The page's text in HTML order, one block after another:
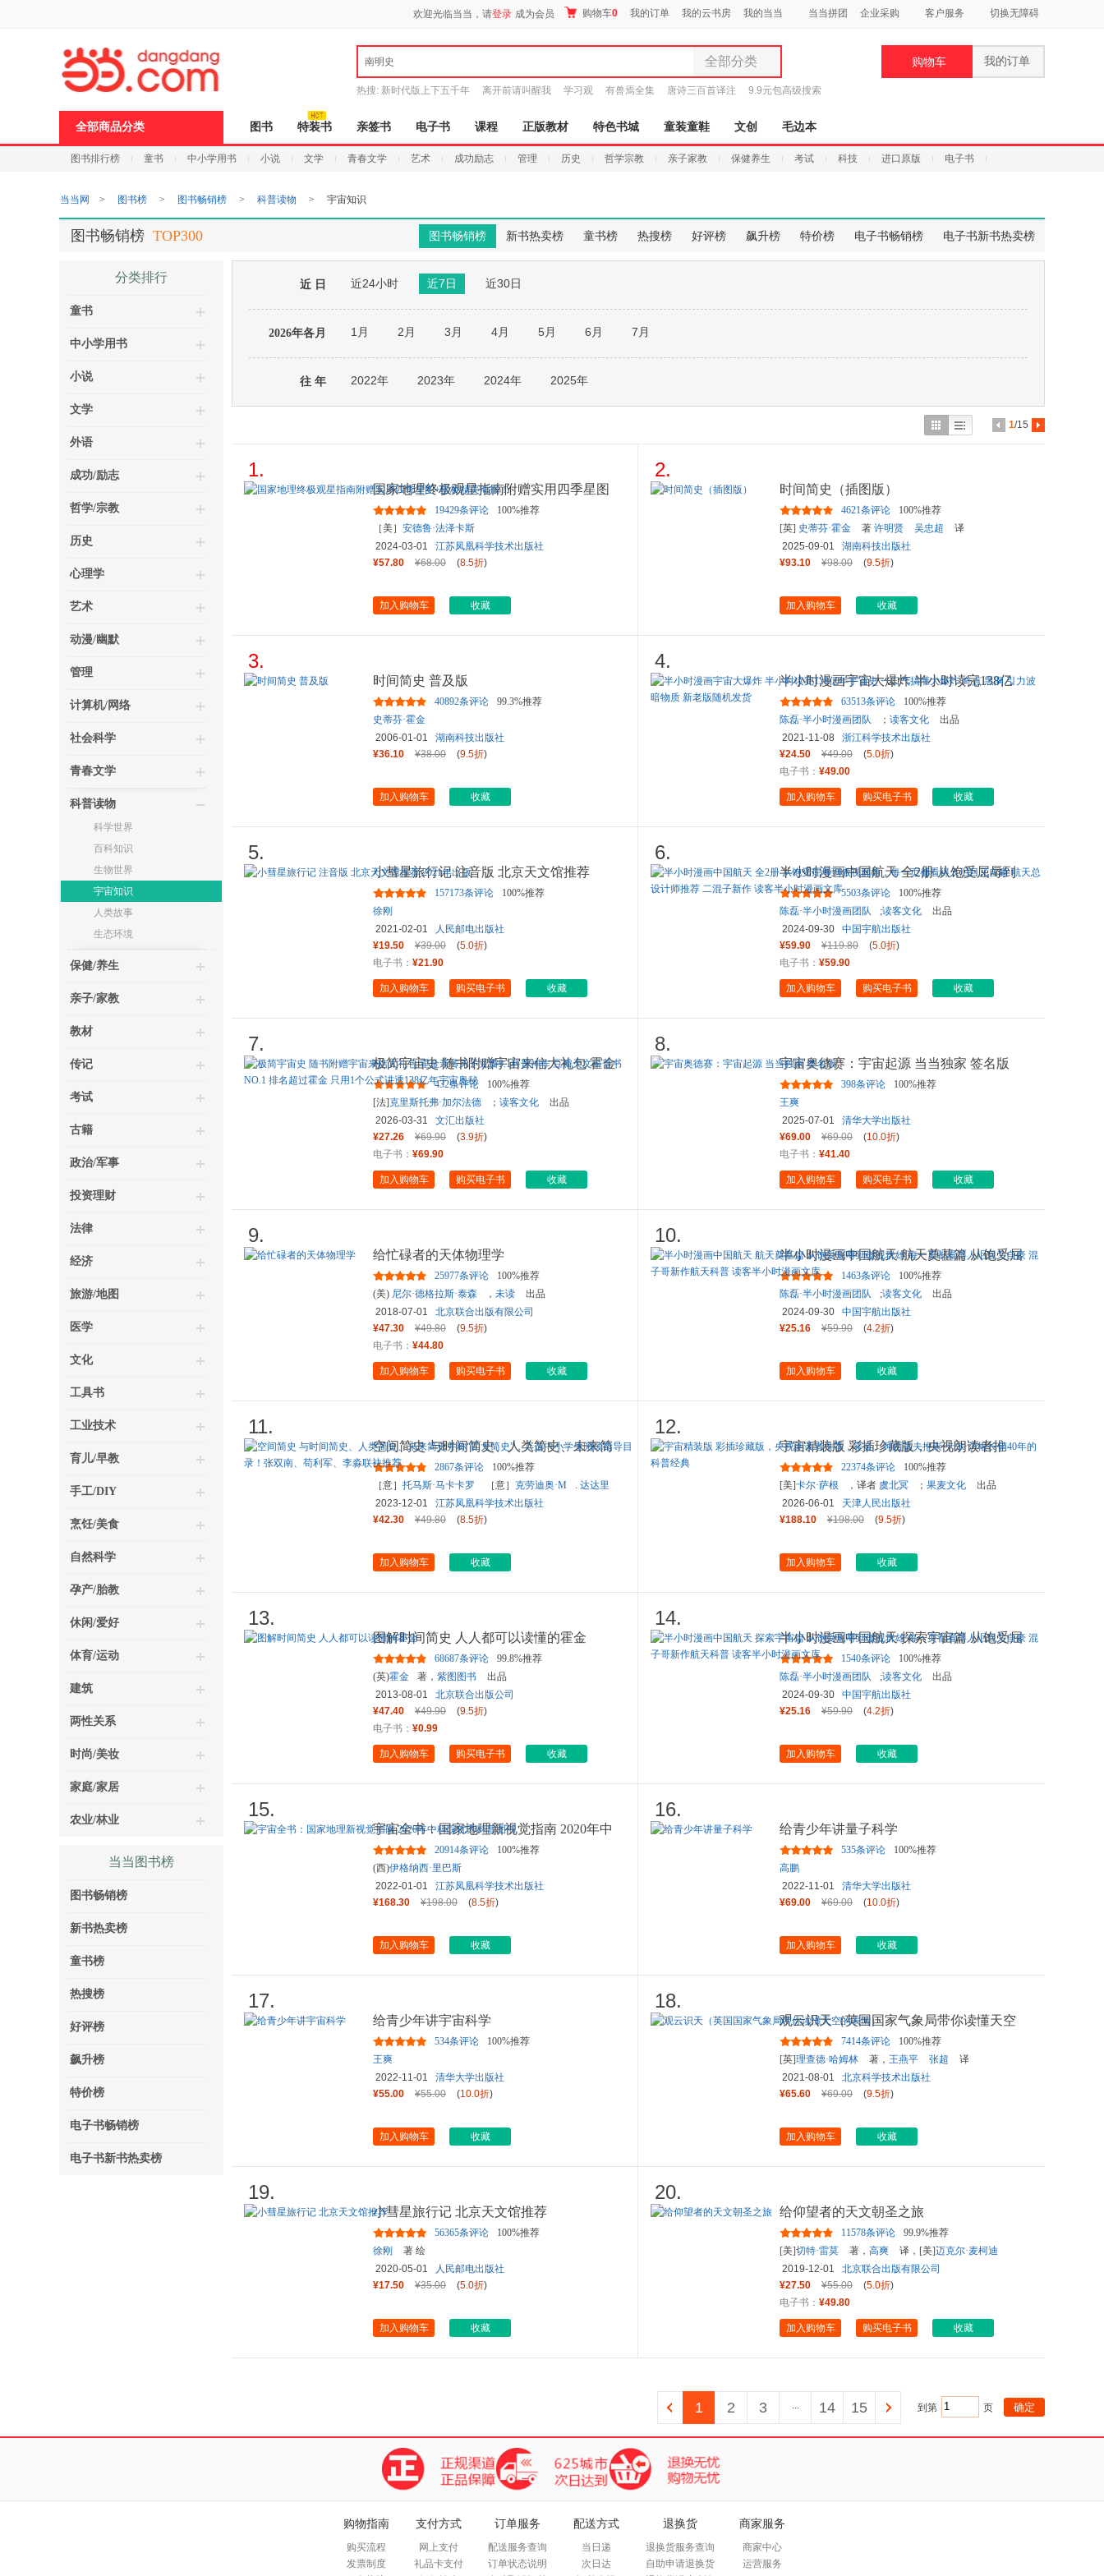
欢迎光临当当，请登录 成为会员 购物车0 我的订单 我的云书房 我的当当 当当拼团 企业采购 客户服务 切换无障碍
南明史 全部分类
全部分类
图书
电子书
音像
玩具
孕婴服饰
热搜: 新时代版上下五千年 离开前请叫醒我 学习观 有兽焉全集 唐诗三百首译注
9.9元包高级搜索
购物车 我的订单
全部商品分类 图书 特装书 亲签书 电子书 课程 正版教材 特色书城 童装童鞋 文创 毛边本
图书排行榜 童书 中小学用书 小说 文学 青春文学 艺术 成功励志 管理 历史 哲学宗教 亲子家教 保健养生 考试 科技 进口原版 电子书
页
当当网 > 图书榜 > 图书畅销榜 > 科普读物 > 宇宙知识
图书畅销榜 新书热卖榜 童书榜 热搜榜 好评榜 飙升榜 特价榜 电子书畅销榜 电子书新书热卖榜
图书畅销榜 TOP300
分类排行
童书
中小学用书
小说
文学
外语
成功/励志
哲学/宗教
历史
心理学
艺术
动漫/幽默
管理
计算机/网络
社会科学
青春文学
科普读物
科学世界
百科知识
生物世界
宇宙知识
人类故事
生态环境
保健/养生
亲子/家教
教材
传记
考试
古籍
政治/军事
投资理财
法律
经济
旅游/地图
医学
文化
工具书
工业技术
育儿/早教
手工/DIY
烹饪/美食
自然科学
孕产/胎教
休闲/爱好
体育/运动
建筑
两性关系
时尚/美妆
家庭/家居
农业/林业
当当图书榜
图书畅销榜
新书热卖榜
童书榜
热搜榜
好评榜
飙升榜
特价榜
电子书畅销榜
电子书新书热卖榜
近 日 近24小时 近7日 近30日
2026年各月 1月 2月 3月 4月 5月 6月 7月
往 年 2022年 2023年 2024年 2025年
1/15
1.
国家地理终极观星指南附赠实用四季星图
+星桥精美海报！
19429条评论
100%推荐
［美］ 安德鲁·法泽卡斯
2024-03-01
江苏凤凰科学技术出版社
¥57.80
¥68.00 (8.5折)
加入购物车 收藏
2.
时间简史（插图版）
4621条评论
100%推荐
[英] 史蒂芬·霍金 著 许明贤 吴忠超
译
2025-09-01
湖南科技出版社
¥93.10
¥98.00 (9.5折)
加入购物车 收藏
3.
时间简史 普及版
40892条评论
99.3%推荐
史蒂芬·霍金
2006-01-01
湖南科技出版社
¥36.10
¥38.00 (9.5折)
加入购物车 收藏
4.
半小时漫画宇宙大爆炸 半小时读完138亿
年宇宙史 一口气搞懂大爆炸...
63513条评论
100%推荐
陈磊·半小时漫画团队
； 读客文化
出品
2021-11-08
浙江科学技术出版社
¥24.50
¥49.00 (5.0折)
电子书： ¥49.00
加入购物车 购买电子书 收藏
5.
小彗星旅行记 注音版 北京天文馆推荐
2021年出版157173条评论
100%推荐
徐刚
2021-02-01
人民邮电出版社
¥19.50
¥39.00 (5.0折)
电子书： ¥21.90
加入购物车 购买电子书 收藏
6.
半小时漫画中国航天 全2册 从饱受屈辱到
傲视群雄，每一页都看得...
5503条评论
100%推荐
陈磊·半小时漫画团队
;读客文化
出品
2024-09-30
中国宇航出版社
¥59.90
¥119.80 (5.0折)
电子书： ¥59.90
加入购物车 购买电子书 收藏
7.
极简宇宙史 随书附赠宇宙来信大礼包 霍金
亲传弟子豆瓣9.1科普神作...
432条评论
100%推荐
[法]克里斯托弗·加尔法德 ； 读客文化
出品
2026-03-31
文汇出版社
¥27.26
¥69.90 (3.9折)
电子书： ¥69.90
加入购物车 购买电子书 收藏
8.
宇宙奥德赛：宇宙起源 当当独家 签名版
398条评论
100%推荐
王爽
2025-07-01
清华大学出版社
¥69.00
¥69.00 (10.0折)
电子书： ¥41.40
加入购物车 购买电子书 收藏
9.
给忙碌者的天体物理学
25977条评论
100%推荐
(美) 尼尔·德格拉斯·泰森 ， 未读
出品
2018-07-01
北京联合出版有限公司
¥47.30
¥49.80 (9.5折)
电子书： ¥44.80
加入购物车 购买电子书 收藏
10.
半小时漫画中国航天 航天奠基篇 从饱受屈
辱到傲视群雄 每一页都看...
1463条评论
100%推荐
陈磊·半小时漫画团队
;读客文化
出品
2024-09-30
中国宇航出版社
¥25.16
¥59.90 (4.2折)
加入购物车 收藏
11.
空间简史 与时间简史、人类简史、未来简
史并称“四大简史”，入...
2867条评论
100%推荐
［意］ 托马斯·马卡卡罗 ［意］ 克劳迪奥·M . 达达里
2023-12-01
江苏凤凰科学技术出版社
¥42.30
¥49.80 (8.5折)
加入购物车 收藏
12.
宇宙精装版 彩插珍藏版，央视朗读者推
荐，霍金、阿西莫夫推崇 卡...
22374条评论
100%推荐
[美]卡尔·萨根 ，译者 虞北冥 ； 果麦文化
出品
2026-06-01
天津人民出版社
¥188.10
¥198.00 (9.5折)
加入购物车 收藏
13.
图解时间简史 人人都可以读懂的霍金
68687条评论
99.8%推荐
(英)霍金 著， 紫图图书
出品
2013-08-01
北京联合出版公司
¥47.40
¥49.90 (9.5折)
电子书： ¥0.99
加入购物车 购买电子书 收藏
14.
半小时漫画中国航天 探索宇宙篇 从饱受屈
辱到傲视群雄 每一页都看...
1540条评论
100%推荐
陈磊·半小时漫画团队
;读客文化
出品
2024-09-30
中国宇航出版社
¥25.16
¥59.90 (4.2折)
加入购物车 收藏
15.
宇宙全书：国家地理新视觉指南 2020年中
科院优秀科普图书
20914条评论
100%推荐
(西)伊格纳西·里巴斯
2022-01-01
江苏凤凰科学技术出版社
¥168.30
¥198.00 (8.5折)
加入购物车 收藏
16.
给青少年讲量子科学
535条评论
100%推荐
高鹏
2022-11-01
清华大学出版社
¥69.00
¥69.00 (10.0折)
加入购物车 收藏
17.
给青少年讲宇宙科学
534条评论
100%推荐
王爽
2022-11-01
清华大学出版社
¥55.00
¥55.00 (10.0折)
加入购物车 收藏
18.
观云识天（英国国家气象局带你读懂天空
的表情）
7414条评论
100%推荐
[英]理查德·哈姆林 著， 王燕平 张超
译
2021-08-01
北京科学技术出版社
¥65.60
¥69.00 (9.5折)
加入购物车 收藏
19.
小彗星旅行记 北京天文馆推荐
56365条评论
100%推荐
徐刚
著 绘
2020-05-01
人民邮电出版社
¥17.50
¥35.00 (5.0折)
加入购物车 收藏
20.
给仰望者的天文朝圣之旅
11578条评论
99.9%推荐
[美]切特·雷莫 著， 高爽 译，[美]迈克尔·麦柯迪
绘， 未读 出品，
2019-12-01
北京联合出版有限公司
¥27.50
¥55.00 (5.0折)
电子书： ¥49.80
加入购物车 购买电子书 收藏
1 2 3 ... 14 15 到第 页
购物指南
购买流程
发票制度
支付方式
网上支付
礼品卡支付
订单服务
配送服务查询
订单状态说明
配送方式
当日递
次日达
退换货
退换货服务查询
自助申请退换货
商家服务
商家中心
运营服务